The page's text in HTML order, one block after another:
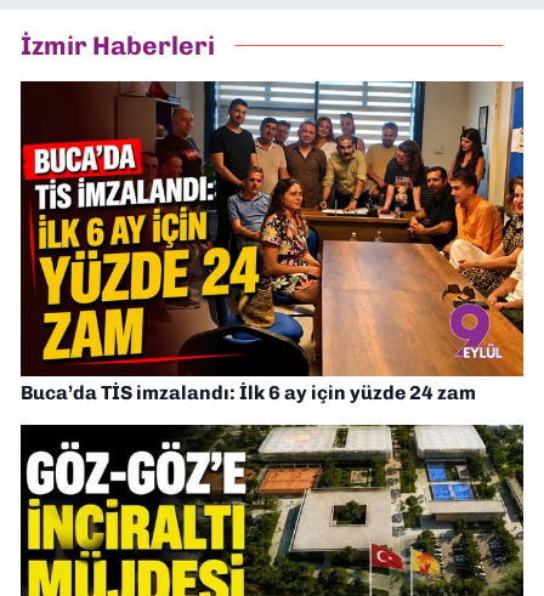
İzmir Haberleri
Buca’da TİS imzalandı: İlk 6 ay için yüzde 24 zam